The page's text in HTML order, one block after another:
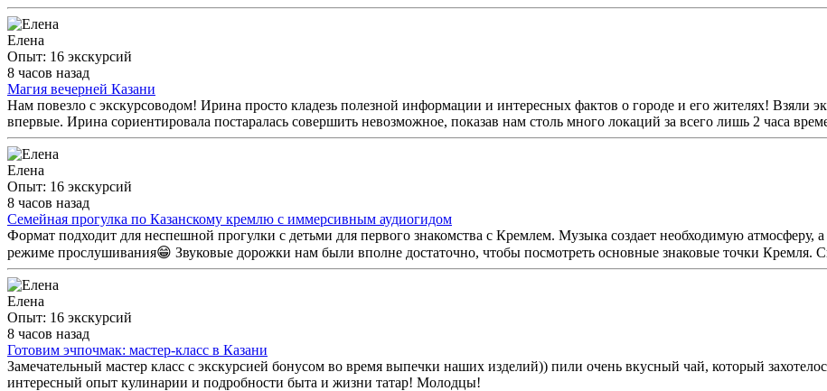
Елена
Опыт: 16 экскурсий
8 часов назад
Магия вечерней Казани
Нам повезло с экскурсоводом! Ирина просто кладезь полезной информации и интересных фактов о городе и его жителях! Взяли
впервые. Ирина сориентировала постаралась совершить невозможное, показав нам столь много локаций за всего лишь 2 часа
Елена
Опыт: 16 экскурсий
8 часов назад
Семейная прогулка по Казанскому кремлю с иммерсивным аудиогидом
Формат подходит для неспешной прогулки с детьми для первого знакомства с Кремлем. Музыка создает необходимую атмосферу,
режиме прослушивания😁 Звуковые дорожки нам были вполне достаточно, чтобы посмотреть основные знаковые точки Кремля.
Елена
Опыт: 16 экскурсий
8 часов назад
Готовим эчпочмак: мастер-класс в Казани
Замечательный мастер класс с экскурсией бонусом во время выпечки наших изделий)) пили очень вкусный чай, который
интересный опыт кулинарии и подробности быта и жизни татар! Молодцы!